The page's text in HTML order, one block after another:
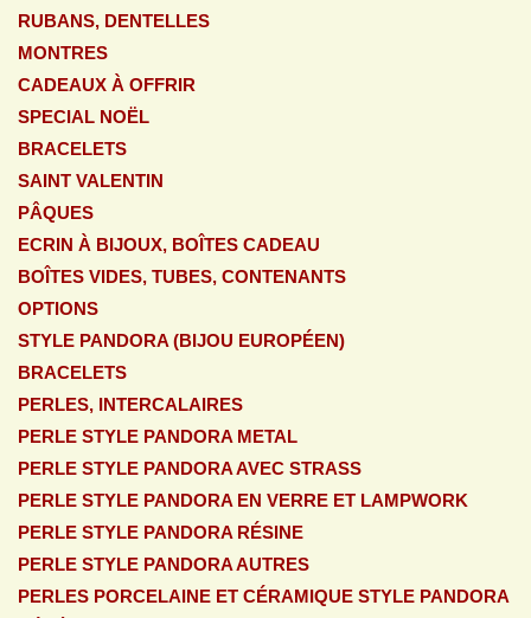
RUBANS, DENTELLES
MONTRES
CADEAUX À OFFRIR
SPECIAL NOËL
BRACELETS
SAINT VALENTIN
PÂQUES
ECRIN À BIJOUX, BOÎTES CADEAU
BOÎTES VIDES, TUBES, CONTENANTS
OPTIONS
STYLE PANDORA (BIJOU EUROPÉEN)
BRACELETS
PERLES, INTERCALAIRES
PERLE STYLE PANDORA METAL
PERLE STYLE PANDORA AVEC STRASS
PERLE STYLE PANDORA EN VERRE ET LAMPWORK
PERLE STYLE PANDORA RÉSINE
PERLE STYLE PANDORA AUTRES
PERLES PORCELAINE ET CÉRAMIQUE STYLE PANDORA